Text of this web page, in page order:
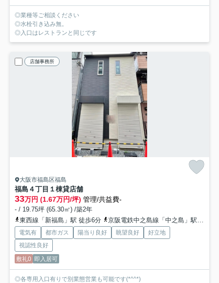
◎業種等ご相談ください
◎水栓引き込み無。
◎入口はレストランと同じです
店舗事務所
大阪市福島区福島
福島４丁目１棟貸店舗
33万円 (1.67万円/坪) 管理/共益費-
- / 19.75坪 (65.30㎡) /築2年
東西線「新福島」駅 徒歩6分
京阪電鉄中之島線「中之島」駅 徒歩12分
電気有 都市ガス 陽当り良好 眺望良好
好立地
視認性良好
敷礼0 即入居可
◎各専用入口有りで別業態営業も可能です(*^^*)